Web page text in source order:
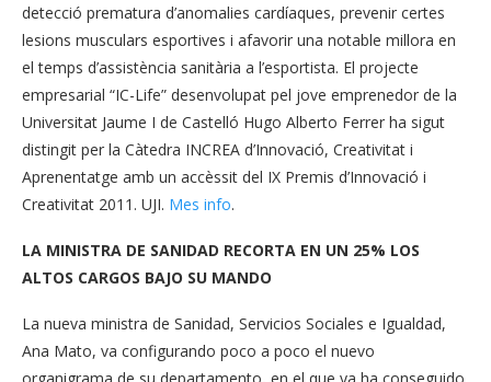
detecció prematura d’anomalies cardíaques, prevenir certes
lesions musculars esportives i afavorir una notable millora en
el temps d’assistència sanitària a l’esportista. El projecte
empresarial “IC-Life” desenvolupat pel jove emprenedor de la
Universitat Jaume I de Castelló Hugo Alberto Ferrer ha sigut
distingit per la Càtedra INCREA d’Innovació, Creativitat i
Aprenentatge amb un accèssit del IX Premis d’Innovació i
Creativitat 2011. UJI. Mes info.
LA MINISTRA DE SANIDAD RECORTA EN UN 25% LOS
ALTOS CARGOS BAJO SU MANDO
La nueva ministra de Sanidad, Servicios Sociales e Igualdad,
Ana Mato, va configurando poco a poco el nuevo